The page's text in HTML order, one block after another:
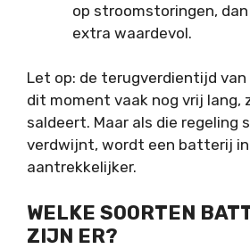
op stroomstoringen,
extra waardevol.
Let op: de terugverdientijd
dit moment vaak nog vrij lang,
saldeert. Maar als die regeling
verdwijnt, wordt een batterij
aantrekkelijker.
WELKE SOORTEN
ZIJN ER?